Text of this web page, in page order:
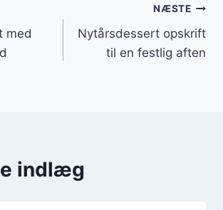
med
NÆSTE
Nytårsdessert opskrift
til en festlig aften
indlæg